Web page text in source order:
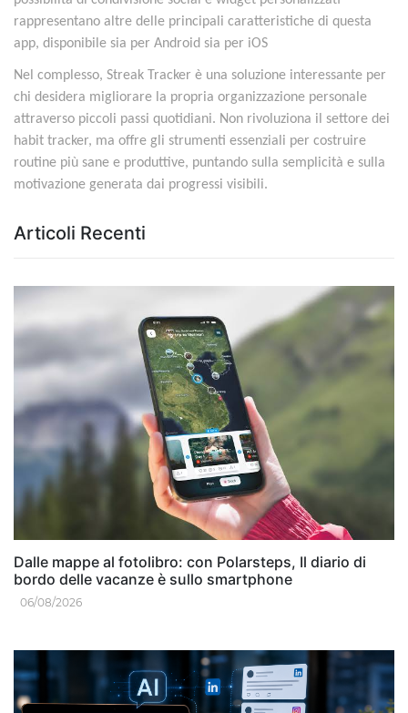
rappresentano altre delle principali caratteristiche di questa
app, disponibile sia per Android sia per iOS
Nel complesso, Streak Tracker è una soluzione interessante per
chi desidera migliorare la propria organizzazione personale
attraverso piccoli passi quotidiani. Non rivoluziona il settore dei
habit tracker, ma offre gli strumenti essenziali per costruire
routine più sane e produttive, puntando sulla semplicità e sulla
motivazione generata dai progressi visibili.
Articoli Recenti
Dalle mappe al fotolibro: con Polarsteps, Il diario di
bordo delle vacanze è sullo smartphone
06/08/2026